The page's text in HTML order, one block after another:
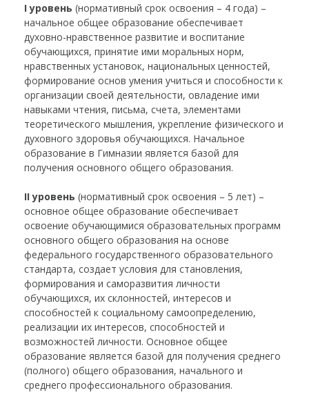
I уровень (нормативный срок освоения – 4 года) –
начальное общее образование обеспечивает
духовно-нравственное развитие и воспитание
обучающихся, принятие ими моральных норм,
нравственных установок, национальных ценностей,
формирование основ умения учиться и способности к
организации своей деятельности, овладение ими
навыками чтения, письма, счета, элементами
теоретического мышления, укрепление физического и
духовного здоровья обучающихся. Начальное
образование в Гимназии является базой для
получения основного общего образования.
II уровень (нормативный срок освоения – 5 лет) –
основное общее образование обеспечивает
освоение обучающимися образовательных программ
основного общего образования на основе
федерального государственного образовательного
стандарта, создает условия для становления,
формирования и саморазвития личности
обучающихся, их склонностей, интересов и
способностей к социальному самоопределению,
реализации их интересов, способностей и
возможностей личности. Основное общее
образование является базой для получения среднего
(полного) общего образования, начального и
среднего профессионального образования.